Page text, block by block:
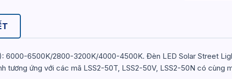
6000-6500K/2800-3200K/4000-4500K. Đèn LED Solar Street
tương ứng với các mã LSS2-50T, LSS2-50V, LSS2-50N có cùng